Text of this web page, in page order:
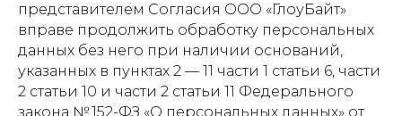
представителем Согласия ООО «ГлоуБайт»
вправе продолжить обработку персональных
данных без него при наличии оснований,
указанных в пунктах 2 — 11 части 1 статьи 6, части
2 статьи 10 и части 2 статьи 11 Федерального
закона № 152-ФЗ «О персональных данных» от